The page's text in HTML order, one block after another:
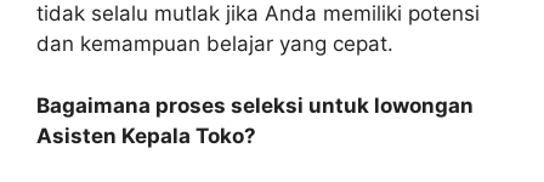
tidak selalu mutlak jika Anda memiliki potensi
dan kemampuan belajar yang cepat.
Bagaimana proses seleksi untuk lowongan
Asisten Kepala Toko?